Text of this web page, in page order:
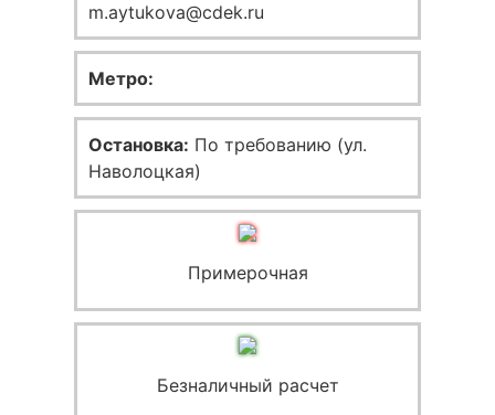
m.aytukova@cdek.ru
Метро:
Остановка: По требованию (ул.
Наволоцкая)
Примерочная
Безналичный расчет